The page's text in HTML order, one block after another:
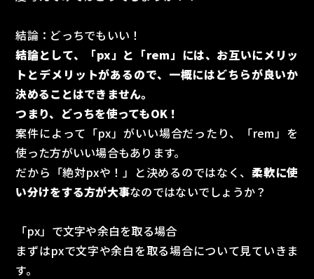
結論：どっちでもいい！
結論として、「px」と「rem」には、お互いにメリッ
トとデメリットがあるので、一概にはどちらが良いか
決めることはできません。
つまり、どっちを使ってもOK！
案件によって「px」がいい場合だったり、「rem」を
使った方がいい場合もあります。
だから「絶対pxや！」と決めるのではなく、柔軟に使
い分けをする方が大事なのではないでしょうか？
「px」で文字や余白を取る場合
まずはpxで文字や余白を取る場合について見ていきま
す。